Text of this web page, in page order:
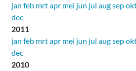
jan feb mrtapr mei jun jul augsep
dec
2011
jan feb mrtapr mei jun jul augsep
dec
2010